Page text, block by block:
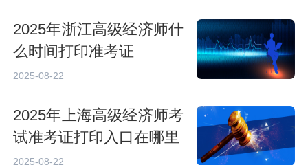
2025年浙江高级经济师什
么时间打印准考证
2025-08-22
2025年上海高级经济师考
试准考证打印入口在哪里
2025-08-22